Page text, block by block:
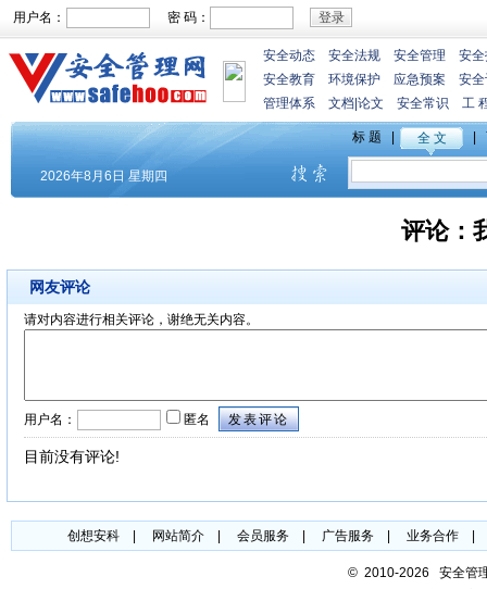
用户名： 密 码：
安全动态 安全法规 安全管理
安
安全教育
环境保护 应急预案
安
管理体系
文档 论文 安全常识 工
评论：
网友评论
请对内容进行相关评论，谢绝无关内容。
用户名： 匿名
目前没有评论!
创想安科| 网站简介| 会员服务| 广告服务| 业务合作|
© 2010-2026 安全